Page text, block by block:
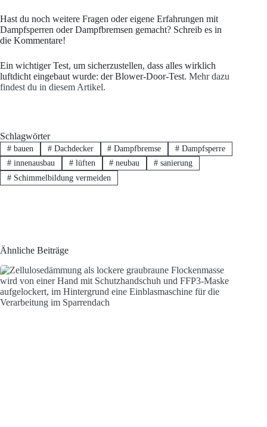
Hast du noch weitere Fragen oder eigene Erfahrungen mit
Dampfsperren oder Dampfbremsen gemacht? Schreib es in
die Kommentare!
Ein wichtiger Test, um sicherzustellen, dass alles wirklich
luftdicht eingebaut wurde: der Blower-Door-Test. Mehr dazu
findest du in diesem Artikel.
Schlagwörter
#bauen #Dachdecker # Dampfbremse # Dampfsperre
#innenausbau #lüften # neubau # sanierung
#Schimmelbildung vermeiden
Ähnliche Beiträge